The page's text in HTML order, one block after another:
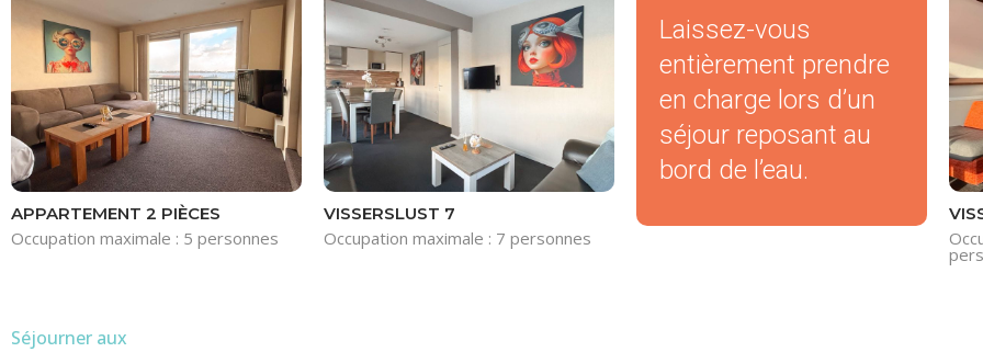
APPARTEMENT 2 PIÈCES
Occupation maximale : 5 personnes
VISSERSLUST 7
Occupation maximale : 7 personnes
Laissez-vous
entièrement prendre
en charge lors d’un
séjour reposant au
bord de l’eau.
Séjourner aux